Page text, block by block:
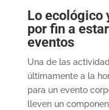
Lo ecológico
por fin a
eventos
Una de las
últimamente a la
para un evento
lleven un